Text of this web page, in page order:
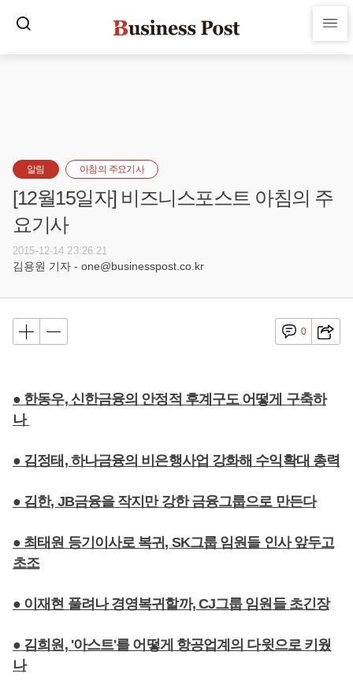
알림 아침의 주요기사
[12월15일자] 비즈니스포스트 아침의 주
요기사
2015-12-14 23:26:21
김용원 기자 - one@businesspost.co.kr
0
● 한동우, 신한금융의 안정적 후계구도 어떻게 구축하
나
● 김정태, 하나금융의 비은행사업 강화해 수익확대 총력
● 김한, JB금융을 작지만 강한 금융그룹으로 만든다
● 최태원 등기이사로 복귀, SK그룹 임원들 인사 앞두고
초조
● 이재현 풀려나 경영복귀할까, CJ그룹 임원들 초긴장
● 김희원, '아스트'를 어떻게 항공업계의 다윗으로 키웠
나